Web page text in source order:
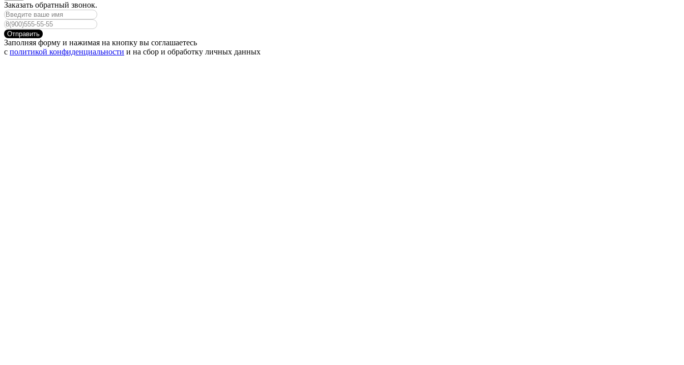
Заказать обратный звонок.
Отправить
Заполняя форму и нажимая на кнопку вы соглашаетесь
с политикой конфиденциальности и на сбор и обработку личных данных